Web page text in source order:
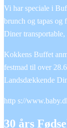
Vi har speciale i
brunch og tapas og
Diner
Kokkens Buffet
festmad til over
Landsdækkende
http s://
30 års